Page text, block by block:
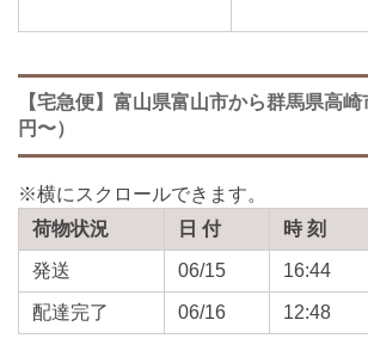
【宅急便】富山県富山市から群馬県高
円〜）
荷物状況 日 付 時 刻
発送 06/15 16:44
配達完了 06/16 12:48